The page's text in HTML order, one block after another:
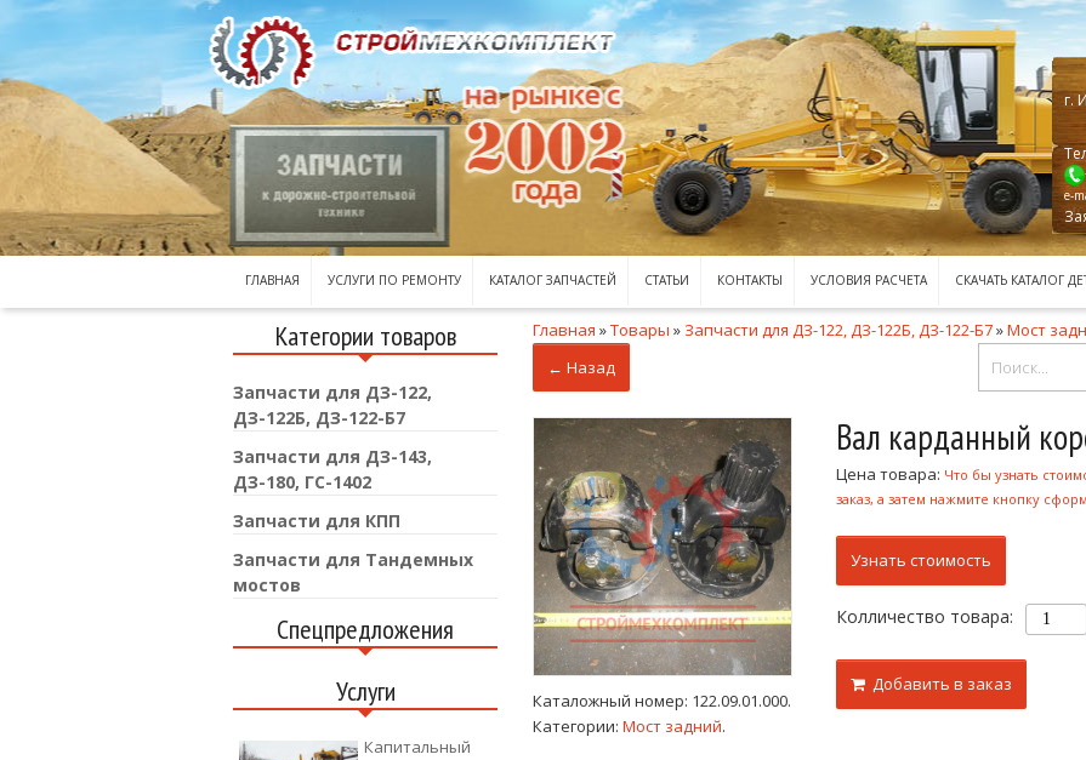
г.
e-
ГЛАВНАЯ УСЛУГИ ПО РЕМОНТУ КАТАЛОГ ЗАПЧАСТЕЙ СТАТЬИ КОНТАКТЫ УСЛОВИЯ РАСЧЕТА СКАЧАТЬ КАТАЛОГ
Категории товаров
Запчасти для ДЗ-122,
ДЗ-122Б, ДЗ-122-Б7
Запчасти для ДЗ-143,
ДЗ-180, ГС-1402
Запчасти для КПП
Запчасти для Тандемных
мостов
Спецпредложения
Услуги
Капитальный
Главная »Товары » Запчасти для ДЗ-122, ДЗ-122Б, ДЗ-122-Б7»Мост
← Назад
Каталожный номер: 122.09.01.000.
Категории:Мост задний.
Вал карданный
Цена товара: Что бы узнать
заказ, а затем нажмите кнопку
Узнать стоимость
Колличество товара:
Добавить в заказ